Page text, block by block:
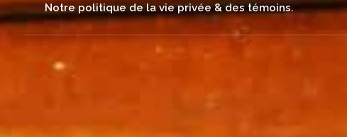
Notre politique de la vie privée & des témoins.